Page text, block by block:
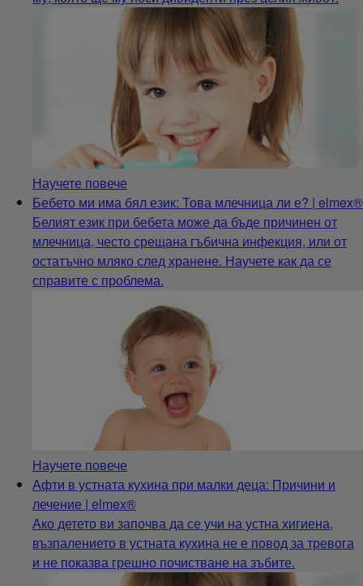
Научете повече
Бебето ми има бял език: Това млечница ли е? | elmex®
Белият език при бебета може да бъде причинен от
млечница, често срещана гъбична инфекция, или от
остатъчно мляко след хранене. Научете как да се
справите с проблема.
Научете повече
Афти в устната кухина при малки деца: Причини и
лечение | elmex®
Ако детето ви започва да се учи на устна хигиена,
възпалението в устната кухина не е повод за тревога
и не показва грешно почистване на зъбите.